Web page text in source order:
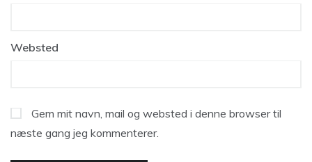
Websted
Gem mit navn, mail og websted i denne browser til
næste gang jeg kommenterer.